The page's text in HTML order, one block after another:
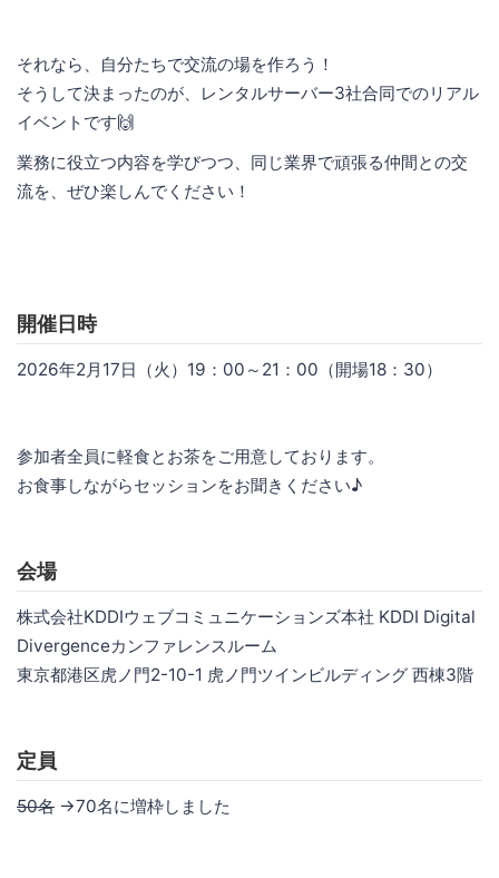
それなら、自分たちで交流の場を作ろう！
そうして決まったのが、レンタルサーバー3社合同でのリアル
イベントです🙌
業務に役立つ内容を学びつつ、同じ業界で頑張る仲間との交
流を、ぜひ楽しんでください！
開催日時
2026年2月17日（火）19：00～21：00（開場18：30）
参加者全員に軽食とお茶をご用意しております。
お食事しながらセッションをお聞きください♪
会場
株式会社KDDIウェブコミュニケーションズ本社 KDDI Digital
Divergenceカンファレンスルーム
東京都港区虎ノ門2-10-1 虎ノ門ツインビルディング 西棟3階
定員
50名 →70名に増枠しました